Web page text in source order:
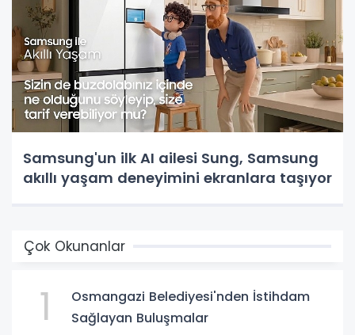
Samsung'un ilk AI ailesi Sung, Samsung
akıllı yaşam deneyimini ekranlara taşıyor
Çok Okunanlar
1
Osmangazi Belediyesi'nden İstihdam
Sağlayan Buluşmalar